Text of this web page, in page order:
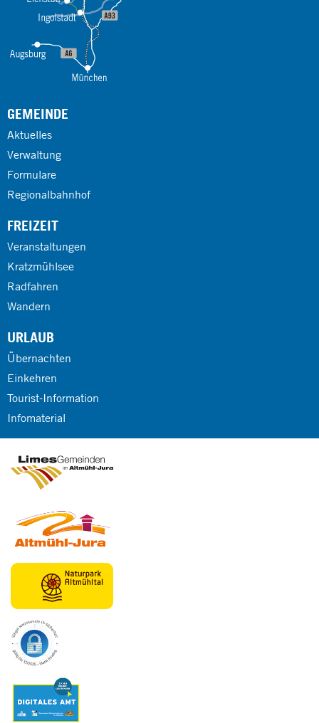
GEMEINDE
Aktuelles
Verwaltung
Formulare
Regionalbahnhof
FREIZEIT
Veranstaltungen
Kratzmühlsee
Radfahren
Wandern
URLAUB
Übernachten
Einkehren
Tourist-Information
Infomaterial